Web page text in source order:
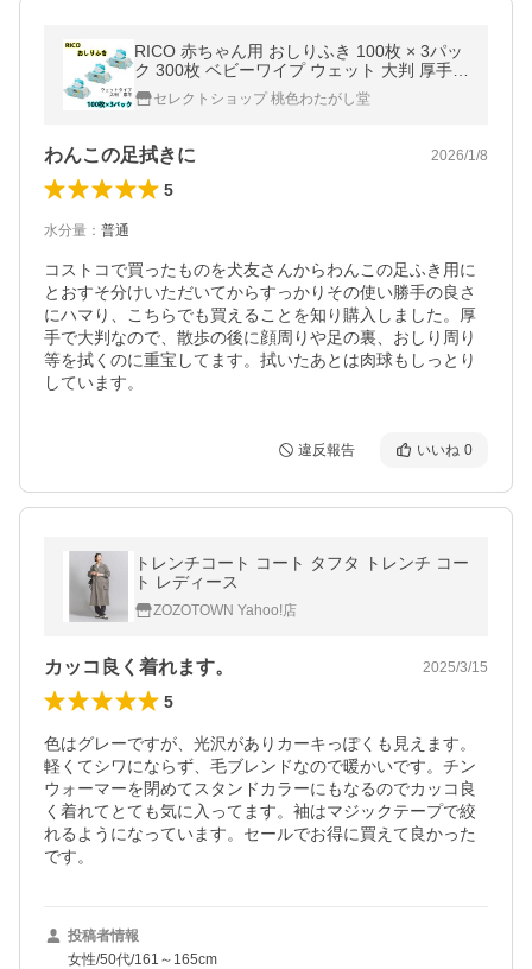
RICO 赤ちゃん用 おしりふき 100枚 × 3パッ
ク 300枚 ベビーワイプ ウェット 大判 厚手
コストコ リコ BABY WIPES 大容量
セレクトショップ 桃色わたがし堂
わんこの足拭きに 2026/1/8
5
水分量 ： 普通
コストコで買ったものを犬友さんからわんこの足ふき用に
とおすそ分けいただいてからすっかりその使い勝手の良さ
にハマり、こちらでも買えることを知り購入しました。厚
手で大判なので、散歩の後に顔周りや足の裏、おしり周り
等を拭くのに重宝してます。拭いたあとは肉球もしっとり
しています。
違反報告 いいね 0
トレンチコート コート タフタ トレンチ コー
ト レディース
ZOZOTOWN Yahoo!店
カッコ良く着れます。 2025/3/15
5
色はグレーですが、光沢がありカーキっぽくも見えます。
軽くてシワにならず、毛ブレンドなので暖かいです。チン
ウォーマーを閉めてスタンドカラーにもなるのでカッコ良
く着れてとても気に入ってます。袖はマジックテープで絞
れるようになっています。セールでお得に買えて良かった
です。
投稿者情報
女性/50代/161～165cm